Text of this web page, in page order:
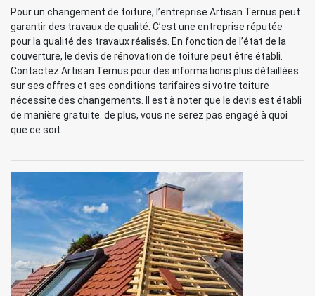
Pour un changement de toiture, l’entreprise Artisan Ternus peut
garantir des travaux de qualité. C’est une entreprise réputée
pour la qualité des travaux réalisés. En fonction de l’état de la
couverture, le devis de rénovation de toiture peut être établi.
Contactez Artisan Ternus pour des informations plus détaillées
sur ses offres et ses conditions tarifaires si votre toiture
nécessite des changements. Il est à noter que le devis est établi
de manière gratuite. de plus, vous ne serez pas engagé à quoi
que ce soit.